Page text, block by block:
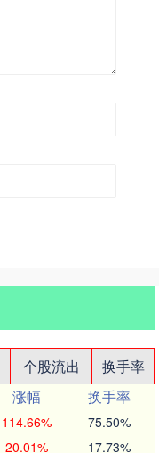
个股流出
换手率
涨幅
换手率
114.66% 75.50%
20.01% 17.73%